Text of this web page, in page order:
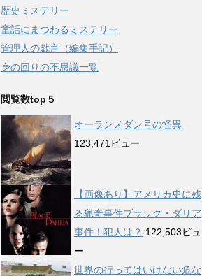
歴史ミステリー
童話にまつわるミステリー
管理人の戯言（編集手記）
身の回りの不思議一覧
閲覧数top５
オーランメダン号の怪異
123,471ビュー
【画像あり】アメリカ史に残
る猟奇事件ブラック・ダリア
事件！犯人は？ 122,503ビュ
ー
世界の行ってはいけない危な